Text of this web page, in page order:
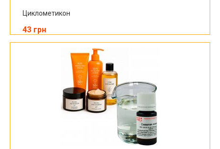
Циклометикон
43 грн